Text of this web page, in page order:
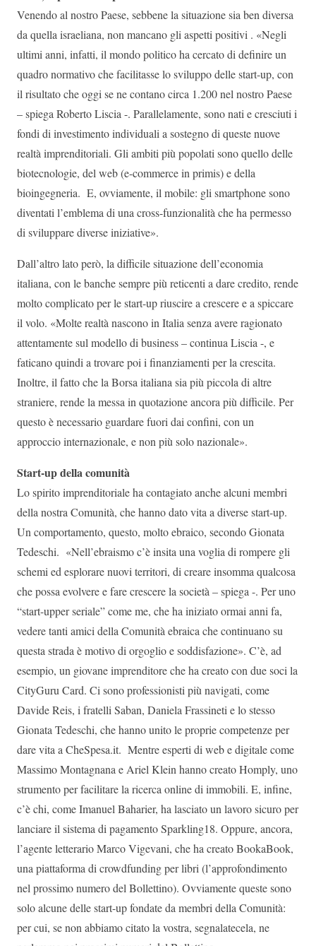
Venendo al nostro Paese, sebbene la situazione sia ben diversa
da quella israeliana, non mancano gli aspetti positivi . «Negli
ultimi anni, infatti, il mondo politico ha cercato di definire un
quadro normativo che facilitasse lo sviluppo delle start-up, con
il risultato che oggi se ne contano circa 1.200 nel nostro Paese
– spiega Roberto Liscia -. Parallelamente, sono nati e cresciuti i
fondi di investimento individuali a sostegno di queste nuove
realtà imprenditoriali. Gli ambiti più popolati sono quello delle
biotecnologie, del web (e-commerce in primis) e della
bioingegneria. E, ovviamente, il mobile: gli smartphone sono
diventati l’emblema di una cross-funzionalità che ha permesso
di sviluppare diverse iniziative».
Dall’altro lato però, la difficile situazione dell’economia
italiana, con le banche sempre più reticenti a dare credito, rende
molto complicato per le start-up riuscire a crescere e a spiccare
il volo. «Molte realtà nascono in Italia senza avere ragionato
attentamente sul modello di business – continua Liscia -, e
faticano quindi a trovare poi i finanziamenti per la crescita.
Inoltre, il fatto che la Borsa italiana sia più piccola di altre
straniere, rende la messa in quotazione ancora più difficile. Per
questo è necessario guardare fuori dai confini, con un
approccio internazionale, e non più solo nazionale».
Start-up della comunità
Lo spirito imprenditoriale ha contagiato anche alcuni membri
della nostra Comunità, che hanno dato vita a diverse start-up.
Un comportamento, questo, molto ebraico, secondo Gionata
Tedeschi. «Nell’ebraismo c’è insita una voglia di rompere gli
schemi ed esplorare nuovi territori, di creare insomma qualcosa
che possa evolvere e fare crescere la società – spiega -. Per uno
“start-upper seriale” come me, che ha iniziato ormai anni fa,
vedere tanti amici della Comunità ebraica che continuano su
questa strada è motivo di orgoglio e soddisfazione». C’è, ad
esempio, un giovane imprenditore che ha creato con due soci la
CityGuru Card. Ci sono professionisti più navigati, come
Davide Reis, i fratelli Saban, Daniela Frassineti e lo stesso
Gionata Tedeschi, che hanno unito le proprie competenze per
dare vita a CheSpesa.it. Mentre esperti di web e digitale come
Massimo Montagnana e Ariel Klein hanno creato Homply, uno
strumento per facilitare la ricerca online di immobili. E, infine,
c’è chi, come Imanuel Baharier, ha lasciato un lavoro sicuro per
lanciare il sistema di pagamento Sparkling18. Oppure, ancora,
l’agente letterario Marco Vigevani, che ha creato BookaBook,
una piattaforma di crowdfunding per libri (l’approfondimento
nel prossimo numero del Bollettino). Ovviamente queste sono
solo alcune delle start-up fondate da membri della Comunità:
per cui, se non abbiamo citato la vostra, segnalatecela, ne